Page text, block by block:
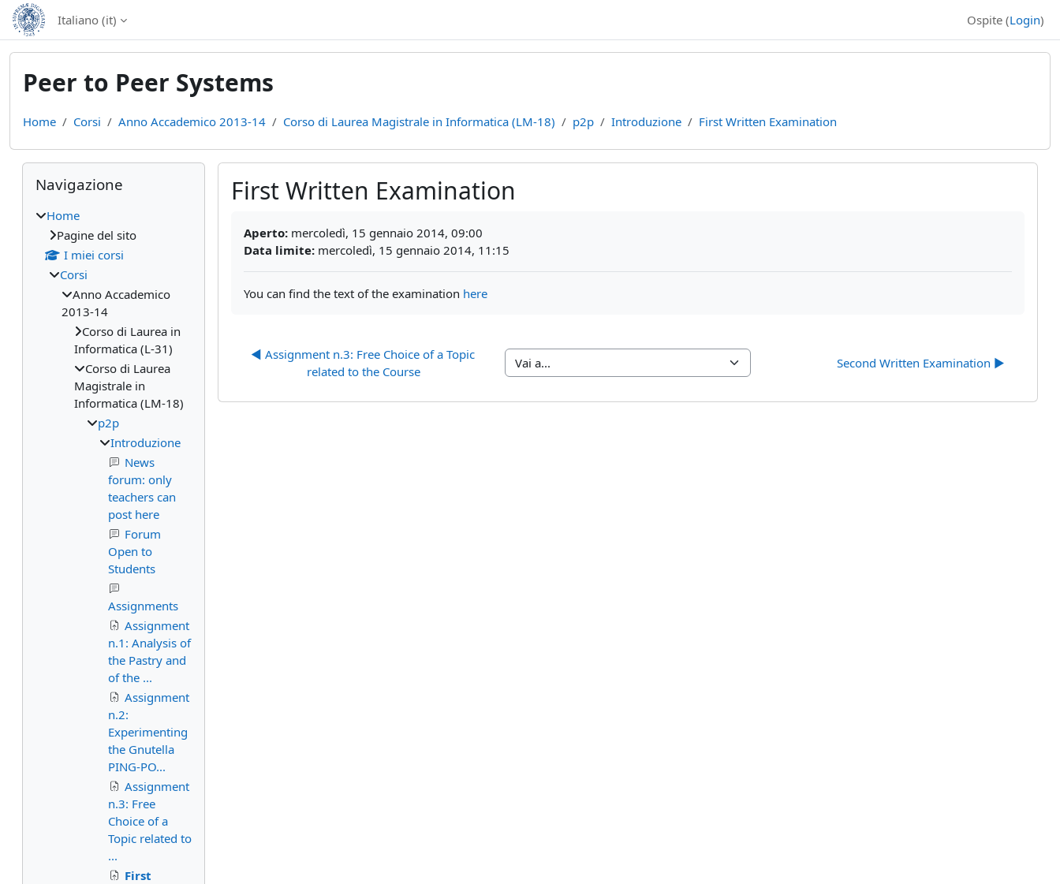
Vai al contenuto principale
Italiano ‎(it)‎ Ospite (Login)
Peer to Peer Systems
Home Corsi Anno Accademico 2013-14 Corso di Laurea Magistrale in Informatica (LM-18) p2p Introduzione First Written Examination
First Written Examination
Aperto: mercoledì, 15 gennaio 2014, 09:00
Data limite: mercoledì, 15 gennaio 2014, 11:15
You can find the text of the examination here
◀︎ Assignment n.3: Free Choice of a Topic
related to the Course
Vai a... Second Written Examination ▶︎
Blocchi
Salta Navigazione
Navigazione
Home
Pagine del sito
I miei corsi
Corsi
Anno Accademico
2013-14
Corso di Laurea in
Informatica (L-31)
Corso di Laurea
Magistrale in
Informatica (LM-18)
p2p
Introduzione
News
forum: only
teachers can
post here
Forum
Open to
Students
Assignments
Assignment
n.1: Analysis of
the Pastry and
of the ...
Assignment
n.2:
Experimenting
the Gnutella
PING-PO...
Assignment
n.3: Free
Choice of a
Topic related to
...
First